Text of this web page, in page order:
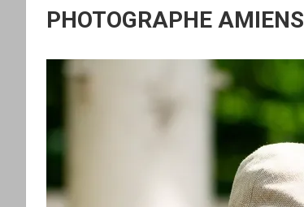
PHOTOGRAPHE AMIENS